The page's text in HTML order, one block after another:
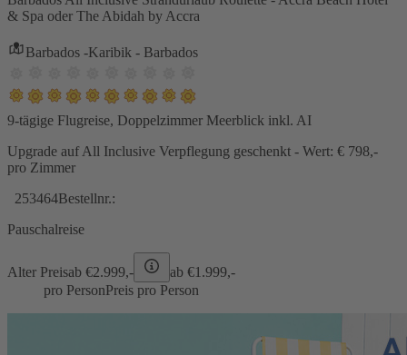
& Spa oder The Abidah by Accra
Barbados -Karibik - Barbados
9-tägige Flugreise, Doppelzimmer Meerblick inkl. AI
Upgrade auf All Inclusive Verpflegung geschenkt - Wert: € 798,-
pro Zimmer
253464Bestellnr.:
Pauschalreise
Alter Preisab €2.999,- ab €1.999,-
pro PersonPreis pro Person